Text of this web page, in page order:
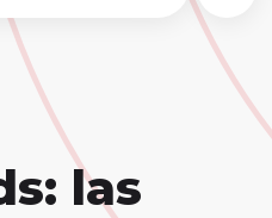
el campo de
las